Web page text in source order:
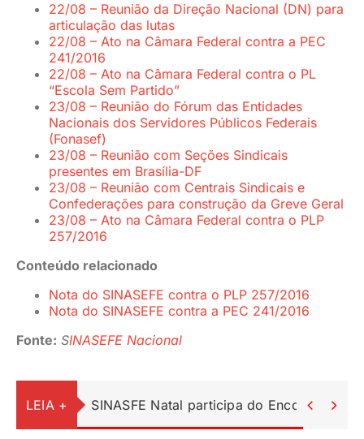
22/08 – Reunião da Direção Nacional (DN) para
articulação das lutas
22/08 – Ato na Câmara Federal contra a PEC
241/2016
22/08 – Ato na Câmara Federal contra o PL
“Escola Sem Partido”
23/08 – Reunião do Fórum das Entidades
Nacionais dos Servidores Públicos Federais
(Fonasef)
23/08 – Reunião com Seções Sindicais
presentes em Brasília-DF
23/08 – Reunião com Centrais Sindicais e
Confederações para construção da Greve Geral
23/08 – Ato na Câmara Federal contra o PLP
257/2016
Conteúdo relacionado
Nota do SINASEFE contra o PLP 257/2016
Nota do SINASEFE contra a PEC 241/2016
Fonte: SINASEFE Nacional
LEIA + SINASFE Natal participa do Encontro
 